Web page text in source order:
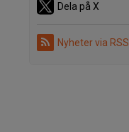
Dela på X
Nyheter via RSS